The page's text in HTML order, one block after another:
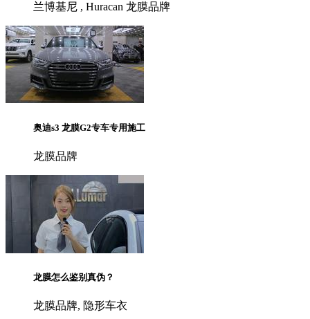
兰博基尼 , Huracan 龙膜品牌
奥迪s3 龙膜G2专车专用施工
龙膜品牌
龙膜怎么鉴别真伪？
龙膜品牌, 隐形车衣